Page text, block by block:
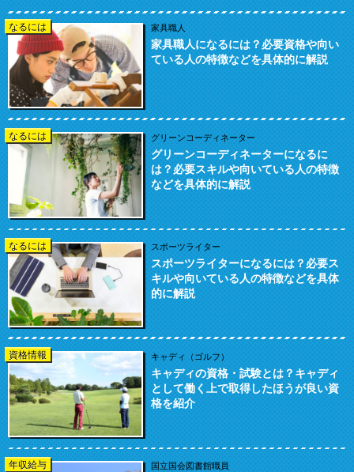
なるには 家具職人
家具職人になるには？必要資格や向い
ている人の特徴などを具体的に解説
なるには グリーンコーディネーター
グリーンコーディネーターになるに
は？必要スキルや向いている人の特徴
などを具体的に解説
なるには スポーツライター
スポーツライターになるには？必要ス
キルや向いている人の特徴などを具体
的に解説
資格情報 キャディ（ゴルフ）
キャディの資格・試験とは？キャディ
として働く上で取得したほうが良い資
格を紹介
年収給与 国立国会図書館職員